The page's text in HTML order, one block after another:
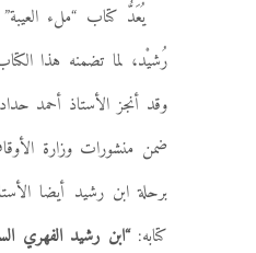
يُعَدُّ كتاب “ملء
رُشيْد، لما تضمنه هذا
وقد أنجز الأستاذ أحمد
ضمن منشورات وزارة
برحلة ابن رشيد أيضا
كتابه:“ابن رشيد الفهري